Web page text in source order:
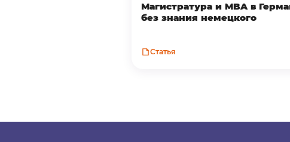
Магистратура и MBA в
без знания немецкого
Статья